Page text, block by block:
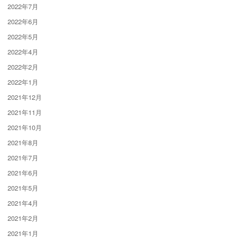
2022年7月
2022年6月
2022年5月
2022年4月
2022年2月
2022年1月
2021年12月
2021年11月
2021年10月
2021年8月
2021年7月
2021年6月
2021年5月
2021年4月
2021年2月
2021年1月